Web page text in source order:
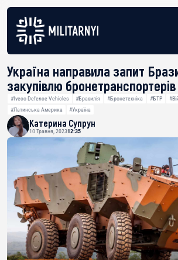
Україна направила запит
закупівлю
#Iveco Defence Vehicles #Бразилія #Бронетехніка #БТР
#Латинська Америка
#Україна
Катерина Супрун
10 Травня, 202312:35